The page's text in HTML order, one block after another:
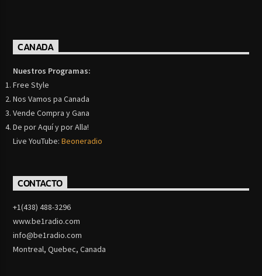
CANADA
Nuestros Programas:
Free Style
Nos Vamos pa Canada
Vende Compra y Gana
De por Aquí y por Alla!
Live YouTube:Beoneradio
CONTACTO
+1(438) 488-3296
www.be1radio.com
info@be1radio.com
Montreal, Quebec, Canada